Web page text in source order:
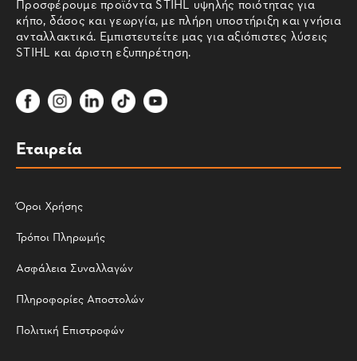
κήπο, δάσος και γεωργία, με πλήρη υποστήριξη και γνήσια
ανταλλακτικά. Εμπιστευτείτε μας για αξιόπιστες λύσεις
STIHL και άριστη εξυπηρέτηση.
Εταιρεία
Όροι Χρήσης
Τρόποι Πληρωμής
Ασφάλεια Συναλλαγών
Πληροφορίες Αποστολών
Πολιτική Επιστροφών